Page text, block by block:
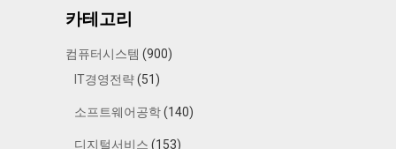
카테고리
컴퓨터시스템 (900)
IT경영전략(51)
소프트웨어공학(140)
디지털서비스 (153)